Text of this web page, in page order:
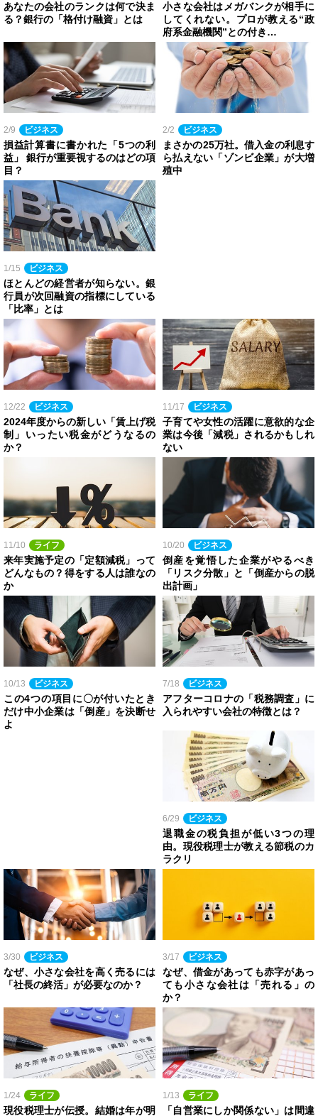
あなたの会社のランクは何で決ま
る？銀行の「格付け融資」とは
小さな会社はメガバンクが相手に
してくれない。プロが教える“政
府系金融機関”との付き…
2/9 ビジネス
損益計算書に書かれた「5つの利
益」 銀行が重要視するのはどの項
目？
2/2 ビジネス
まさかの25万社。借入金の利息す
ら払えない「ゾンビ企業」が大増
殖中
1/15 ビジネス
ほとんどの経営者が知らない。銀
行員が次回融資の指標にしている
「比率」とは
12/22 ビジネス
2024年度からの新しい「賃上げ税
制」いったい税金がどうなるの
か？
11/17 ビジネス
子育てや女性の活躍に意欲的な企
業は今後「減税」されるかもしれ
ない
11/10 ライフ
来年実施予定の「定額減税」って
どんなもの？得をする人は誰なの
か
10/20 ビジネス
倒産を覚悟した企業がやるべき
「リスク分散」と「倒産からの脱
出計画」
10/13 ビジネス
この4つの項目に〇が付いたとき
だけ中小企業は「倒産」を決断せ
よ
7/18 ビジネス
アフターコロナの「税務調査」に
入られやすい会社の特徴とは？
6/29 ビジネス
退職金の税負担が低い3つの理
由。現役税理士が教える節税のカ
ラクリ
3/30 ビジネス
なぜ、小さな会社を高く売るには
「社長の終活」が必要なのか？
3/17 ビジネス
なぜ、借金があっても赤字があっ
ても小さな会社は「売れる」の
か？
1/24 ライフ
現役税理士が伝授。結婚は年が明
1/13 ライフ
「自営業にしか関係ない」は間違